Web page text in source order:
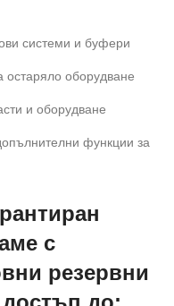
системи и буфери
остаряло оборудване
и оборудване
функции за
с
резервни